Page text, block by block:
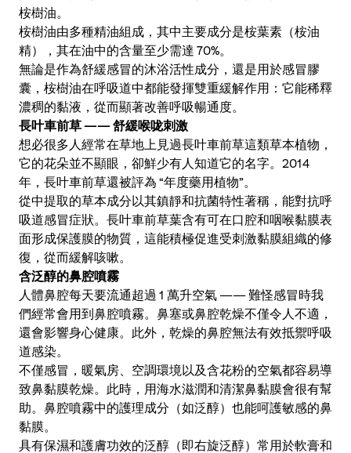
桉樹油。
桉樹油由多種精油組成，其中主要成分是桉葉素（桉油
精），其在油中的含量至少需達 70%。
無論是作為舒緩感冒的沐浴活性成分，還是用於感冒膠
囊，桉樹油在呼吸道中都能發揮雙重緩解作用：它能稀釋
濃稠的黏液，從而顯著改善呼吸暢通度。
長叶車前草 —— 舒緩喉咙刺激
想必很多人經常在草地上見過長叶車前草這類草本植物，
它的花朵並不顯眼，卻鮮少有人知道它的名字。2014
年，長叶車前草還被評為 “年度藥用植物”。
從中提取的草本成分以其鎮靜和抗菌特性著稱，能對抗呼
吸道感冒症狀。長叶車前草葉含有可在口腔和咽喉黏膜表
面形成保護膜的物質，這能積極促進受刺激黏膜組織的修
復，從而緩解咳嗽。
含泛醇的鼻腔噴霧
人體鼻腔每天要流通超過 1 萬升空氣 —— 難怪感冒時我
們經常會用到鼻腔噴霧。鼻塞或鼻腔乾燥不僅令人不適，
還會影響身心健康。此外，乾燥的鼻腔無法有效抵禦呼吸
道感染。
不僅感冒，暖氣房、空調環境以及含花粉的空氣都容易導
致鼻黏膜乾燥。此時，用海水滋潤和清潔鼻黏膜會很有幫
助。鼻腔噴霧中的護理成分（如泛醇）也能呵護敏感的鼻
黏膜。
具有保濕和護膚功效的泛醇（即右旋泛醇）常用於軟膏和